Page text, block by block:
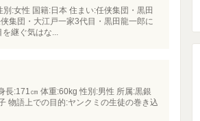
:女性 国籍:日本 住まい:任侠集団・黒田
集団・大江戸一家3代目・黒田龍一郎に
継ぐ気はな...
長:171㎝ 体重:60kg 性別:男性 所属:黒銀
物語上での目的:ヤンクミの生徒の巻き込